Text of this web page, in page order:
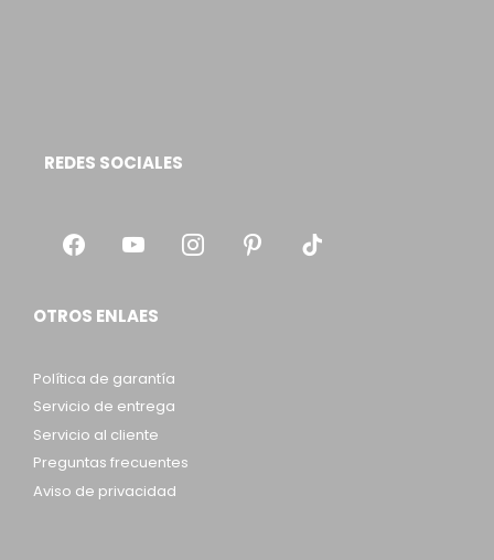
REDES SOCIALES
OTROS ENLAES
Política de garantía
Servicio de entrega
Servicio al cliente
Preguntas frecuentes
Aviso de privacidad